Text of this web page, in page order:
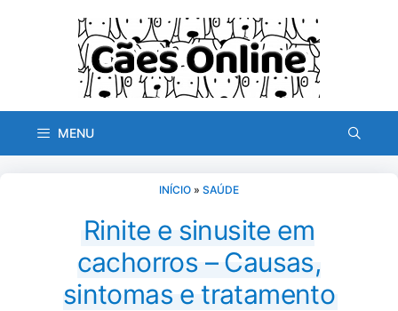
MENU
INÍCIO » SAÚDE
Rinite e sinusite em
cachorros – Causas,
sintomas e tratamento